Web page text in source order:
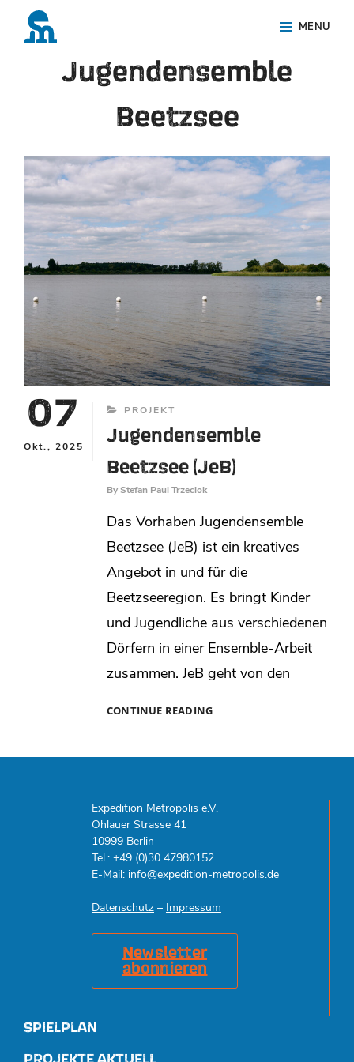
MENU
Overlay
Jugendensemble
Beetzsee
07
Okt., 2025
CATEGORIES
PROJEKT
Jugendensemble
Beetzsee (JeB)
By Stefan Paul Trzeciok
Das Vorhaben Jugendensemble
Beetzsee (JeB) ist ein kreatives
Angebot in und für die
Beetzseeregion. Es bringt Kinder
und Jugendliche aus verschiedenen
Dörfern in einer Ensemble-Arbeit
zusammen. JeB geht von den
CONTINUE READINGJUGENDENSEMBLE
Expedition Metropolis e.V.
Ohlauer Strasse 41
10999 Berlin
Tel.: +49 (0)30 47980152
E-Mail: info@expedition-metropolis.de
Datenschutz – Impressum
Newsletter
abonnieren
SPIELPLAN